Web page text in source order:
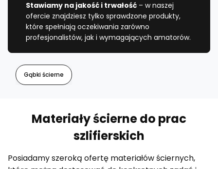
Stawiamy na jakość i trwałość – w naszej
ofercie znajdziesz tylko sprawdzone produkty,
które spełniają oczekiwania zarówno
profesjonalistów, jak i wymagających amatorów.
Gąbki ścierne
Materiały ścierne do prac
szlifierskich
Posiadamy szeroką ofertę materiałów ściernych,